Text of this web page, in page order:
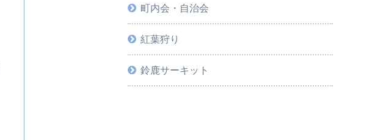
町内会・自治会
紅葉狩り
鈴鹿サーキット